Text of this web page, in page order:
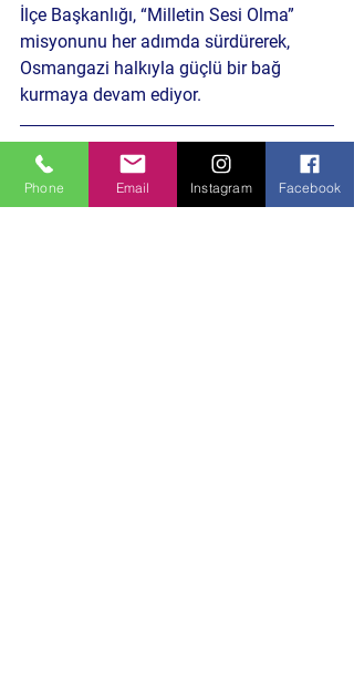
İlçe Başkanlığı, “Milletin Sesi Olma”
misyonunu her adımda sürdürerek,
Osmangazi halkıyla güçlü bir bağ
kurmaya devam ediyor.
DERİN BAKIŞ
İYİ Parti Osmangazi: Dayanışma ve
Toplumsal Sorumluluk Önceliği
Phone Email Instagram Facebook